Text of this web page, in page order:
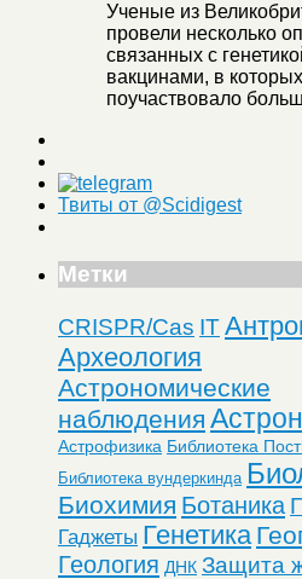
Ученые из
провели несколько
связанных с
вакцинами, в которых
поучаствовало
Твиты от @Scidigest
Метки
CRISPR/Cas IT
Археология
Астрономические
наблюдения
Астрофизика Библиотека
Библиотека вундеркинда
Биохимия Ботаника
Гаджеты Генетика
Геология ДНК Защита